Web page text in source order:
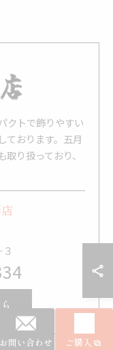
クトで飾りやすい
ております。五月
り扱っており、
お問い合わせ ご購入